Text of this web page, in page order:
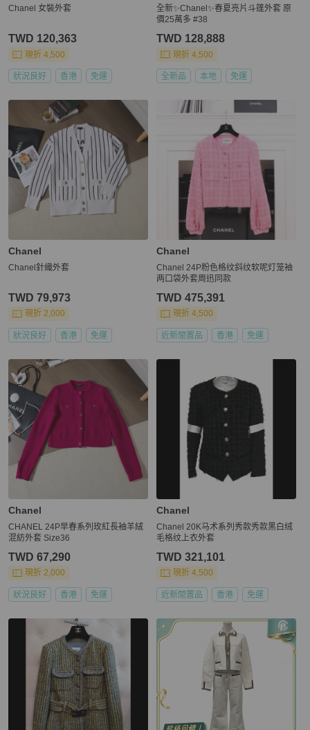
Chanel 女裝外套
TWD 120,363
現折 4,500
狀況良好 香港 免運
全新✨Chanel✨春夏亮片斗篷外套 原
價25萬多 #38
TWD 128,888
現折 4,500
全新品 本地 免運
Chanel
Chanel針織外套
TWD 79,973
現折 2,000
狀況良好 香港 免運
Chanel
Chanel 24P粉色格纹斜纹软呢灯笼袖
两口袋外套周迅同款
TWD 475,391
現折 4,500
近新閒置品 香港 免運
Chanel
CHANEL 24P早春系列玫紅長袖羊絨
混紡外套 Size36
TWD 67,290
現折 2,000
狀況良好 香港 免運
Chanel
Chanel 20K马术系列秀款秀款黑白绒
毛格纹上衣外套
TWD 321,101
現折 4,500
近新閒置品 香港 免運